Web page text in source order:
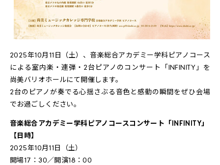
2025年10月11日（土）、音楽総合アカデミー学科ピアノコース
による室内楽・連弾・2台ピアノのコンサート「INFINITY」を
尚美バリオホールにて開催します。
2台のピアノが奏でる心揺さぶる音色と感動の瞬間をぜひ会場
でお過ごしください。
音楽総合アカデミー学科ピアノコースコンサート「INFINITY」
【日時】
2025年10月11日（土）
開場17：30／開演18：00